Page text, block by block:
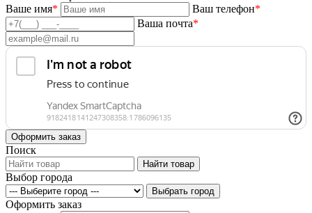
Ваше имя* Ваш телефон*
Ваша почта*
Поиск
Выбор города
Оформить заказ